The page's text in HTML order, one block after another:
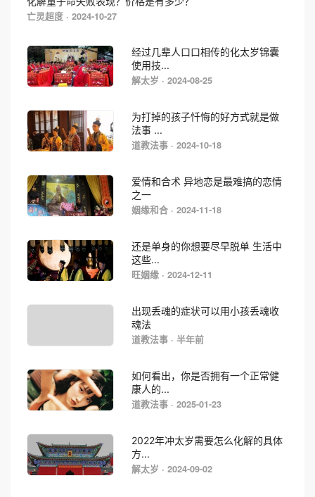
亡灵超度 · 2024-10-27
经过几辈人口口相传的化太岁锦囊
使用技...
解太岁 · 2024-08-25
为打掉的孩子忏悔的好方式就是做
法事 ...
道教法事 · 2024-10-18
爱情和合术 异地恋是最难搞的恋情
之一
姻缘和合 · 2024-11-18
还是单身的你想要尽早脱单 生活中
这些...
旺姻缘 · 2024-12-11
出现丢魂的症状可以用小孩丢魂收
魂法
道教法事 · 半年前
如何看出，你是否拥有一个正常健
康人的...
道教法事 · 2025-01-23
2022年冲太岁需要怎么化解的具体
方...
解太岁 · 2024-09-02